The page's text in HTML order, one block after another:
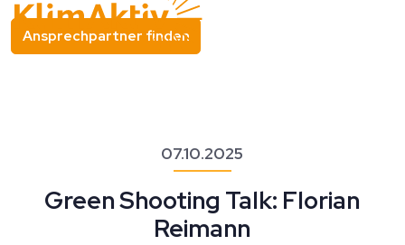
Ansprechpartner finden
07.10.2025
Green Shooting Talk: Florian
Reimann